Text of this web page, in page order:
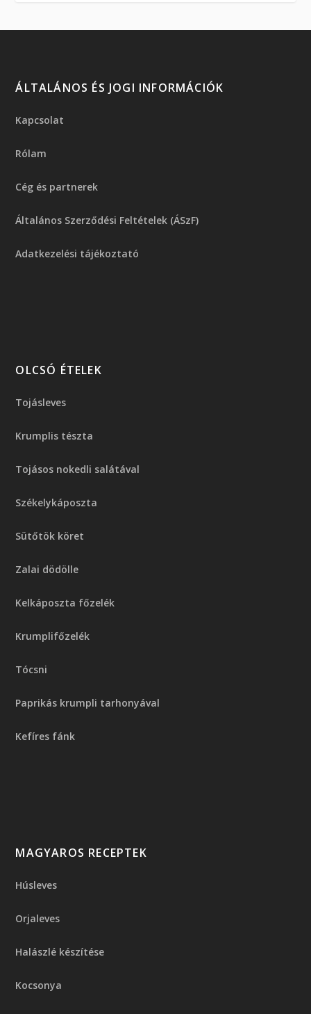
ÁLTALÁNOS ÉS JOGI INFORMÁCIÓK
Kapcsolat
Rólam
Cég és partnerek
Általános Szerződési Feltételek (ÁSzF)
Adatkezelési tájékoztató
OLCSÓ ÉTELEK
Tojásleves
Krumplis tészta
Tojásos nokedli salátával
Székelykáposzta
Sütőtök köret
Zalai dödölle
Kelkáposzta főzelék
Krumplifőzelék
Tócsni
Paprikás krumpli tarhonyával
Kefíres fánk
MAGYAROS RECEPTEK
Húsleves
Orjaleves
Halászlé készítése
Kocsonya